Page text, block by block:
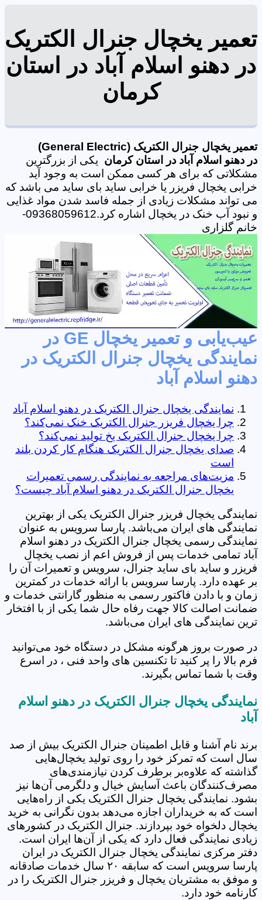
تعمیر یخچال جنرال الکتریک
در دهنو اسلام آباد در استان
کرمان
تعمیر یخچال جنرال الکتریک (General Electric)
در دهنو اسلام آباد در استان کرمان یکی از بزرگترین
مشکلاتی که برای هر کسی ممکن است به وجود آید
خرابی یخچال فریزر یا خرابی ساید بای ساید می باشد که
می تواند مشکلات زیادی از جمله فاسد شدن مواد غذایی
و نبود آب خنک در یخچال اشاره کرد.09368059612-
خانم گلزاری
عیب‌یابی و تعمیر یخچال GE در
نمایندگی یخچال جنرال الکتریک در
دهنو اسلام آباد
نمایندگی یخچال جنرال الکتریک در دهنو اسلام آباد
چرا یخچال فریزر جنرال الکتریک خنک نمی‌کند؟
چرا یخچال جنرال الکتریک یخ تولید نمی‌کند؟
صدای یخچال جنرال الکتریک هنگام کار کردن بلند
است
مزیت‌های مراجعه به نمایندگی رسمی تعمیرات
یخچال جنرال الکتریک در دهنو اسلام آباد چیست؟
نمایندگی یخچال فریزر جنرال الکتریک یکی از بهترین
نمایندگی های ایران می‌باشد. پارسا سرویس به عنوان
نمایندگی رسمی یخچال جنرال الکتریک در دهنو اسلام
آباد تمامی خدمات پس از فروش اعم از نصب یخچال
فریزر و ساید بای ساید جنرال، سرویس و تعمیرات آن را
بر عهده دارد. پارسا سرویس با ارائه خدمات در کمترین
زمان و با دادن فاکتور رسمی به منظور گارانتی خدمات و
ضمانت اصالت کالا جهت رفاه حال شما یکی از با افتخار
ترین نمایندگی های ایران می‌باشد.
در صورت بروز هرگونه مشکل در دستگاه خود می‌توانید
فرم بالا را پر کنید تا تکنسین های واحد فنی ، در اسرع
وقت با شما تماس بگیرند.
نمایندگی یخچال جنرال الکتریک در دهنو اسلام
آباد
برند نام آشنا و قابل اطمینان جنرال الکتریک بیش از صد
سال است که تمرکز خود را روی تولید یخچال‌هایی
گذاشته که علاوه‌بر برطرف کردن نیازمندی‌های
مصرف‌کنندگان باعث آسایش خیال و دلگرمی آن‌ها نیز
بشود. نمایندگی یخچال جنرال الکتریک یکی از راه‌هایی
است که به خریداران اجازه می‌دهد بدون نگرانی به خرید
یخچال دلخواه خود بپردازند. جنرال الکتریک در کشورهای
زیادی نمایندگی فعال دارد که یکی از آن‌ها ایران است.
دفتر مرکزی نمایندگی یخچال جنرال الکتریک در ایران
پارسا سرویس است که سابقه ۲۰ سال خدمات صادقانه
و موفق به مشتریان یخچال و فریزر جنرال الکتریک را در
کارنامه خود دارد.